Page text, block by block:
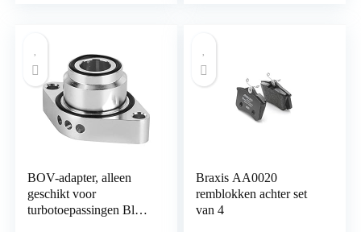
BOV-adapter, alleen
geschikt voor
turbotoepassingen Blow
Braxis AA0020
remblokken achter set
van 4